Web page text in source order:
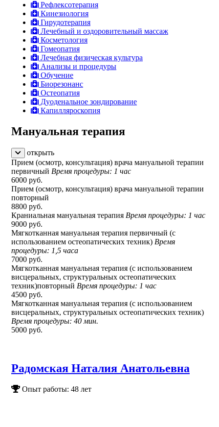
Рефлексотерапия
Кинезиология
Гирудотерапия
Лечебный и оздоровительный массаж
Косметология
Гомеопатия
Лечебная физическая культура
Анализы и процедуры
Обучение
Биорезонанс
Остеопатия
Дуоденальное зондирование
Капилляроскопия
Мануальная терапия
открыть
Прием (осмотр, консультация) врача мануальной терапии
первичный Время процедуры: 1 час
6000 руб.
Прием (осмотр, консультация) врача мануальной терапии
повторный
8800 руб.
Краниальная мануальная терапия Время процедуры: 1 час
9000 руб.
Мягкотканная мануальная терапия первичный (с
использованием остеопатических техник) Время
процедуры: 1,5 часа
7000 руб.
Мягкотканная мануальная терапия (с использованием
висцеральных, структуральных остеопатических
техник)повторный Время процедуры: 1 час
4500 руб.
Мягкотканная мануальная терапия (с использованием
висцеральных, структуральных остеопатических техник)
Время процедуры: 40 мин.
5000 руб.
Радомская Наталия Анатольевна
Опыт работы: 48 лет